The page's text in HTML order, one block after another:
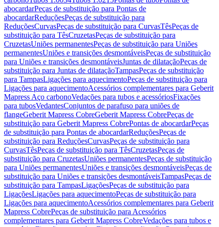
abocardarPeças de substituição para Pontas de
abocardarReduçõesPeças de substituição para
ReduçõesCurvasPeças de substituição para CurvasTêsPeças de
substituição para TêsCruzetasPeças de substituição para
CruzetasUniões permanentesPeças de substituição para Uniões
permanentesUniões e transições desmontáveisPeças de substituição
para Uniões e transições desmontáveisJuntas de dilataçãoPeças de
substituição para Juntas de dilataçãoTampasPeças de substituição
para TampasLigações para aquecimentoPeças de substituição para
Ligações para aquecimentoAcessórios complementares para Geberit
Mapress Aço carbonoVedações para tubos e acessóriosFixações
para tubosVedantesConjuntos de parafuso para uniões de
flangeGeberit Mapress CobreGeberit Mapress CobrePeças de
substituição para Geberit Mapress CobrePontas de abocardarPeças
de substituição para Pontas de abocardarReduçõesPeças de
substituição para ReduçõesCurvasPeças de substituição para
CurvasTêsPeças de substituição para TêsCruzetasPeças de
substituição para CruzetasUniões permanentesPeças de substituição
para Uniões permanentesUniões e transições desmontáveisPeças de
substituição para Uniões e transições desmontáveisTampasPeças de
substituição para TampasLigaçõesPeças de substituição para
LigaçõesLigações para aquecimentoPeças de substituição para
Ligações para aquecimentoAcessórios complementares para Geberit
Mapress CobrePeças de substituição para Acessórios
complementares para Geberit Mapress CobreVedações para tubos e